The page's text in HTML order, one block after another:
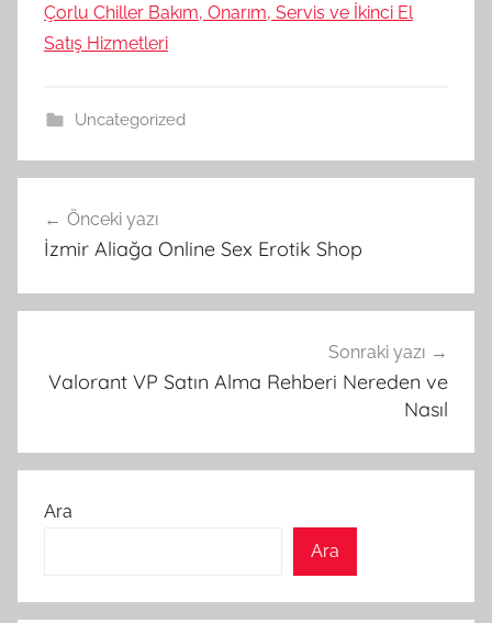
Çorlu Chiller Bakım, Onarım, Servis ve İkinci El
Satış Hizmetleri
Uncategorized
gezinmesi
Önceki yazı
İzmir Aliağa Online Sex Erotik Shop
Sonraki yazı
Valorant VP Satın Alma Rehberi Nereden ve
Nasıl
Ara
Ara